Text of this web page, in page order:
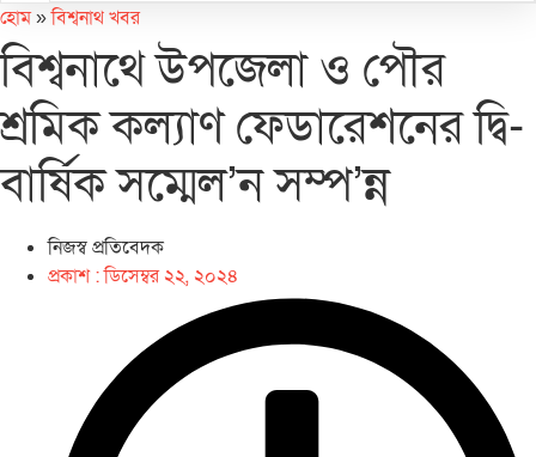
হোম»বিশ্বনাথ খবর
বিশ্বনাথে উপজেলা ও পৌর
শ্রমিক কল্যাণ ফেডারেশনের দ্বি-
বার্ষিক সম্মেল’ন সম্প’ন্ন
নিজস্ব প্রতিবেদক
প্রকাশ :ডিসেম্বর ২২, ২০২৪